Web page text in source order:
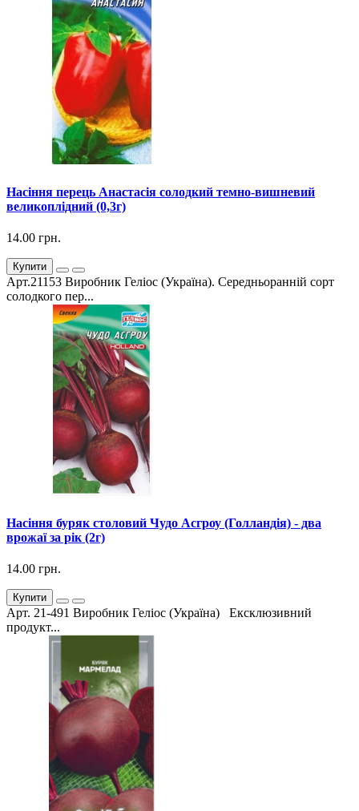
Насіння перець Анастасія солодкий темно-вишневий
великоплідний (0,3г)
14.00 грн.
Купити
Арт.21153 Виробник Геліос (Україна). Середньоранній сорт
солодкого пер...
Насіння буряк столовий Чудо Асгроу (Голландія) - два
врожаї за рік (2г)
14.00 грн.
Купити
Арт. 21-491 Виробник Геліос (Україна) Ексклюзивний
продукт...